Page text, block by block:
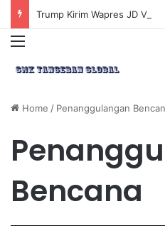
Menu
Home / Penanggulangan
Bencana